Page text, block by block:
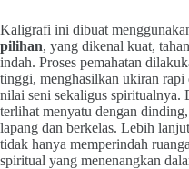
Kaligrafi ini dibuat
pilihan, yang dikenal kuat,
indah. Proses pemahatan
tinggi, menghasilkan ukiran rapi
nilai seni sekaligus spiritualnya.
terlihat menyatu dengan
lapang dan berkelas. Lebih
tidak hanya memperindah
spiritual yang menenangkan